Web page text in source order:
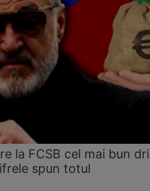
la FCSB cel mai bun
spun totul